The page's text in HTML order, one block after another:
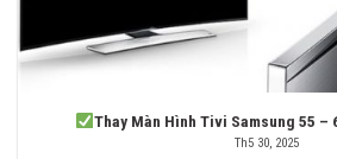
Thay Màn Hình Tivi Samsung 55 –
Th5 30, 2025